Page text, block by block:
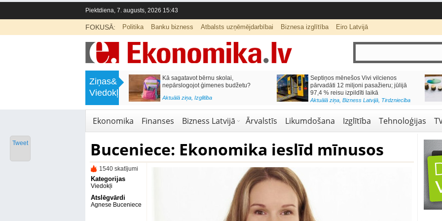
Piektdiena, 7. augusts, 2026 15:43
FOKUSĀ: Politika Banku bizness Atbalsts uzņēmējdarbībai Biznesa izglītība Eiro Latvijā
Ziņas&
Viedokļi
Labklājības ministrija rosina reformēt
un būtiski uzlabot vecāku pabalstu
Kā sagatavot bērnu skolai,
nepārslogojot ģimenes budžetu?
Aktuālā ziņa, Izglītība
Septiņos mēnešos Vivi vilcienos
pārvadāti 12 miljoni pasažieru; jūlijā
97,4 % reisu izpildīti laikā
Aktuālā ziņa, Bizness Latvijā, Tirdzniecība
Ekonomika Finanses Bizness Latvijā Ārvalstīs Likumdošana Izglītība Tehnoloģijas
Buceniece: Ekonomika ieslīd mīnusos
1540 skatījumi
Kategorijas
Viedokļi
Atslēgvārdi
Agnese Buceniece
Tweet